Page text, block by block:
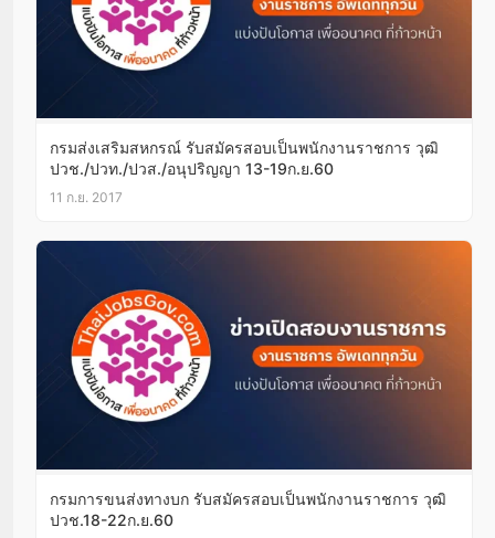
กรมส่งเสริมสหกรณ์ รับสมัครสอบเป็นพนักงานราชการ วุฒิ
ปวช./ปวท./ปวส./อนุปริญญา 13-19ก.ย.60
11 ก.ย. 2017
กรมการขนส่งทางบก รับสมัครสอบเป็นพนักงานราชการ วุฒิ
ปวช.18-22ก.ย.60